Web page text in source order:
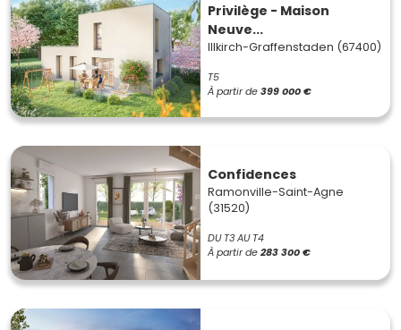
Privilège - Maison
Neuve...
Illkirch-Graffenstaden (67400)
T5
À partir de399 000 €
Confidences
Ramonville-Saint-Agne
(31520)
DU T3 AU T4
À partir de283 300 €